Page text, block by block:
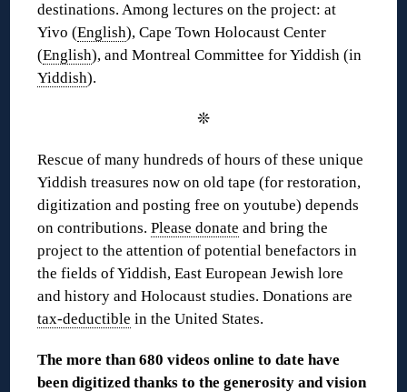
destinations. Among lectures on the project: at
Yivo (English), Cape Town Holocaust Center
(English), and Montreal Committee for Yiddish (in
Yiddish).
❊
Rescue of many hundreds of hours of these unique
Yiddish treasures now on old tape (for restoration,
digitization and posting free on youtube) depends
on contributions.Please donate and bring the
project to the attention of potential benefactors in
the fields of Yiddish, East European Jewish lore
and history and Holocaust studies. Donations are
tax-deductible in the United States.
The more than 680 videos online to date have
been digitized thanks to the generosity and vision